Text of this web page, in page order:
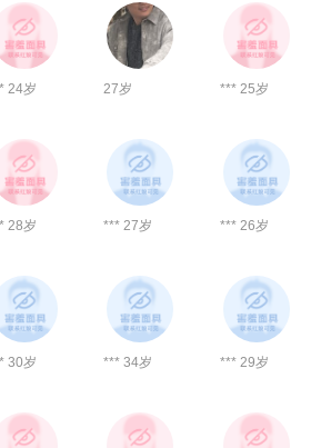
24岁 27岁 *** 25岁
28岁 *** 27岁 *** 26岁
30岁 *** 34岁 *** 29岁